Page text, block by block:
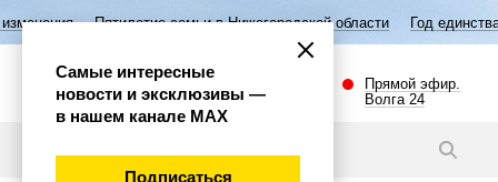
семьи в Нижегородской области Год единства народов России
Прямой эфир.
Волга 24
Самые интересные
новости и эксклюзивы —
в нашем канале МАХ
Подписаться